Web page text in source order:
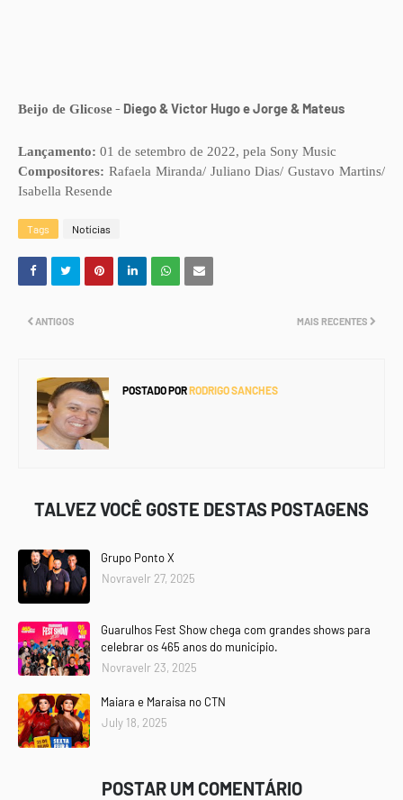
Beijo de Glicose- Diego & Victor Hugo e Jorge & Mateus
Lançamento: 01 de setembro de 2022, pela Sony Music
Compositores: Rafaela Miranda/ Juliano Dias/ Gustavo Martins/
Isabella Resende
Tags Notícias
MAIS RECENTES
ANTIGOS
POSTADO PORRODRIGO SANCHES
TALVEZ VOCÊ GOSTE DESTAS POSTAGENS
Grupo Ponto X
Novravelr 27, 2025
Guarulhos Fest Show chega com grandes shows para
celebrar os 465 anos do município.
Novravelr 23, 2025
Maiara e Maraisa no CTN
July 18, 2025
POSTAR UM COMENTÁRIO